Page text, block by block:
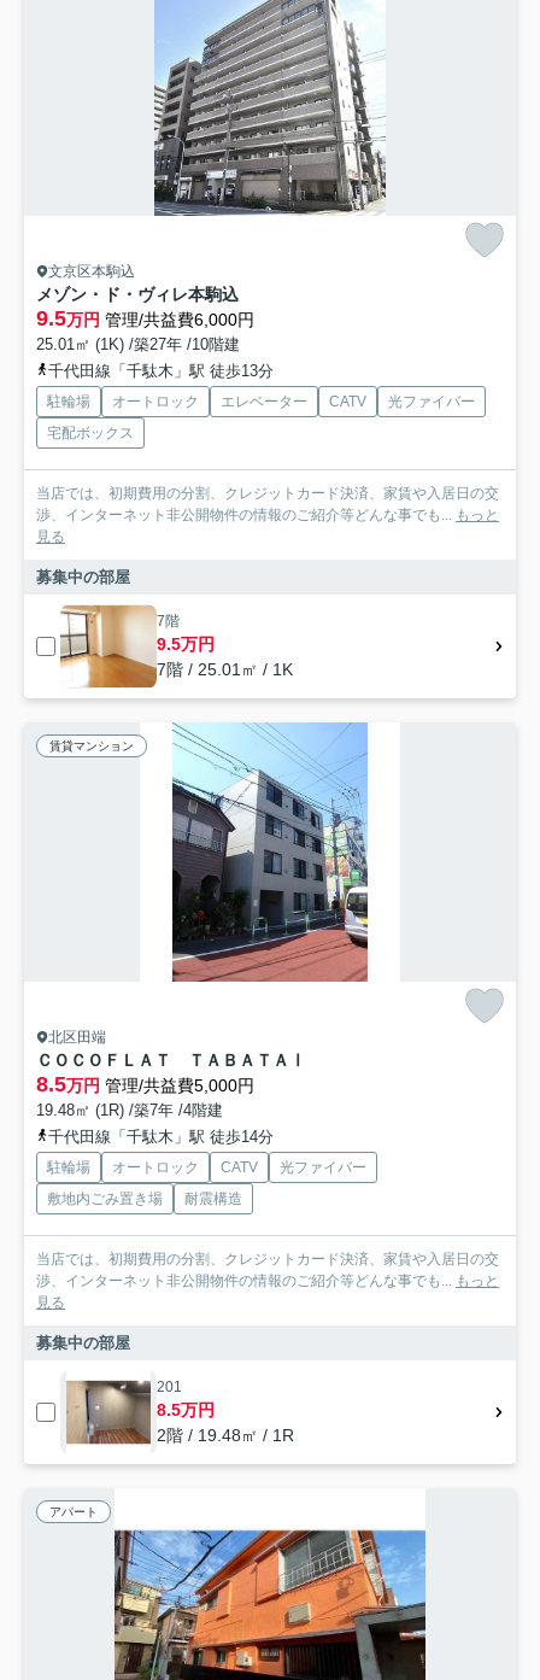
文京区本駒込
メゾン・ド・ヴィレ本駒込
9.5万円 管理/共益費6,000円
25.01㎡ (1K) /築27年 /10階建
千代田線「千駄木」駅 徒歩13分
駐輪場 オートロック エレベーター CATV
光ファイバー
宅配ボックス
当店では、初期費用の分割、クレジットカード決済、家賃や入居日の交
渉、インターネット非公開物件の情報のご紹介等どんな事でも... もっと
見る
募集中の部屋
7階
9.5万円
7階 / 25.01㎡ / 1K
賃貸マンション
北区田端
ＣＯＣＯＦＬＡＴ ＴＡＢＡＴＡⅠ
8.5万円 管理/共益費5,000円
19.48㎡ (1R) /築7年 /4階建
千代田線「千駄木」駅 徒歩14分
駐輪場 オートロック CATV
光ファイバー
敷地内ごみ置き場
耐震構造
当店では、初期費用の分割、クレジットカード決済、家賃や入居日の交
渉、インターネット非公開物件の情報のご紹介等どんな事でも... もっと
見る
募集中の部屋
201
8.5万円
2階 / 19.48㎡ / 1R
アパート